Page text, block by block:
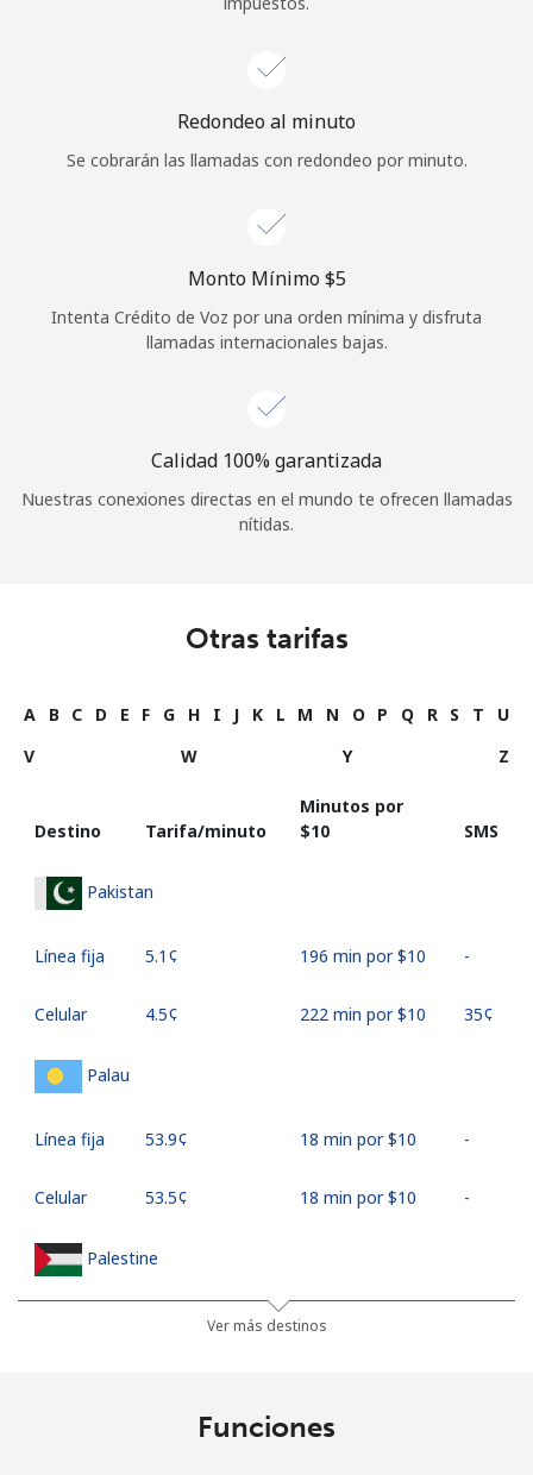
Redondeo al minuto
Se cobrarán las llamadas con redondeo por minuto.
Monto Mínimo ⁦$5⁩
Intenta Crédito de Voz por una orden mínima y disfruta
llamadas internacionales bajas.
Calidad 100% garantizada
Nuestras conexiones directas en el mundo te ofrecen llamadas
nítidas.
Otras tarifas
A B C D E F G H I J K L M N O P Q R S T
U
V
W Y Z
Destino Tarifa/minuto
Minutos por
⁦$10⁩
SMS
Pakistan
Línea fija ⁦5.1¢⁩ 196 min por ⁦$10⁩ -
Celular ⁦4.5¢⁩ 222 min por ⁦$10⁩ ⁦35¢⁩
Palau
Línea fija ⁦53.9¢⁩ 18 min por ⁦$10⁩ -
Celular ⁦53.5¢⁩ 18 min por ⁦$10⁩ -
Palestine
50 min por ⁦$10⁩
Ver más destinos
Funciones